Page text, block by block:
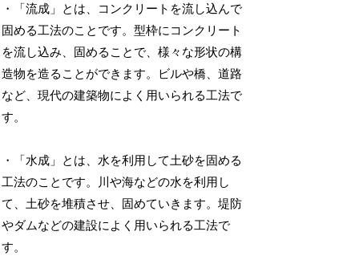
・「流成」とは、コンクリートを流し込んで
固める工法のことです。型枠にコンクリート
を流し込み、固めることで、様々な形状の構
造物を造ることができます。ビルや橋、道路
など、現代の建築物によく用いられる工法で
す。
・「水成」とは、水を利用して土砂を固める
工法のことです。川や海などの水を利用し
て、土砂を堆積させ、固めていきます。堤防
やダムなどの建設によく用いられる工法で
す。